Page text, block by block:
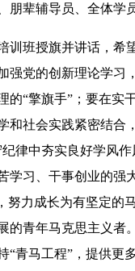
朋辈辅导员、全体学
训班授旗并讲话，希
强党的创新理论学习
的“擎旗手”；要在实
和社会实践紧密结合
律中夯实良好学风
学习、干事创业的强
努力成长为有坚定的
的青年马克思主义者
“青马工程”，提供更